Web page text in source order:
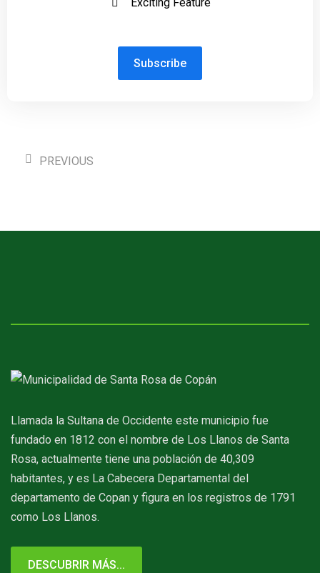
Subscribe
PREVIOUS
Llamada la Sultana de Occidente este municipio fue
fundado en 1812 con el nombre de Los Llanos de Santa
Rosa, actualmente tiene una población de 40,309
habitantes, y es La Cabecera Departamental del
departamento de Copan y figura en los registros de 1791
como Los Llanos.
DESCUBRIR MÁS...